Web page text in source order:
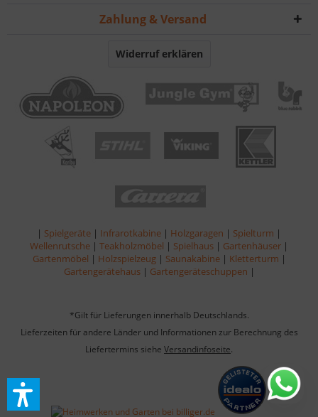
Zahlung & Versand
Widerruf erklären
| Spielgeräte | Infrarotkabine | Holzgaragen | Spielturm |
Wellenrutsche | Teakholzmöbel | Spielhaus | Gartenhäuser |
Gartenmöbel | Holzspielzeug | Saunakabine | Kletterturm |
Gartengerätehaus | Gartengeräteschuppen |
*Gilt für Lieferungen innerhalb Deutschlands.
Lieferzeiten für andere Länder und Informationen zur Berechnung des
Liefertermins siehe Versandinfoseite.